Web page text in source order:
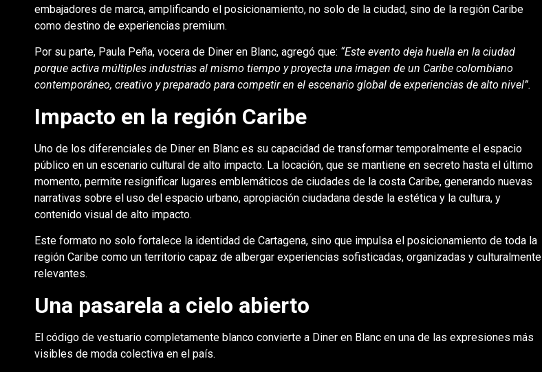
embajadores de marca, amplificando el posicionamiento, no solo de la ciudad, sino de la región Caribe
como destino de experiencias premium.
Por su parte, Paula Peña, vocera de Diner en Blanc, agregó que: “Este evento deja huella en la ciudad
porque activa múltiples industrias al mismo tiempo y proyecta una imagen de un Caribe colombiano
contemporáneo, creativo y preparado para competir en el escenario global de experiencias de alto nivel”.
Impacto en la región Caribe
Uno de los diferenciales de Diner en Blanc es su capacidad de transformar temporalmente el espacio
público en un escenario cultural de alto impacto. La locación, que se mantiene en secreto hasta el último
momento, permite resignificar lugares emblemáticos de ciudades de la costa Caribe, generando nuevas
narrativas sobre el uso del espacio urbano, apropiación ciudadana desde la estética y la cultura, y
contenido visual de alto impacto.
Este formato no solo fortalece la identidad de Cartagena, sino que impulsa el posicionamiento de toda la
región Caribe como un territorio capaz de albergar experiencias sofisticadas, organizadas y culturalmente
relevantes.
Una pasarela a cielo abierto
El código de vestuario completamente blanco convierte a Diner en Blanc en una de las expresiones más
visibles de moda colectiva en el país.